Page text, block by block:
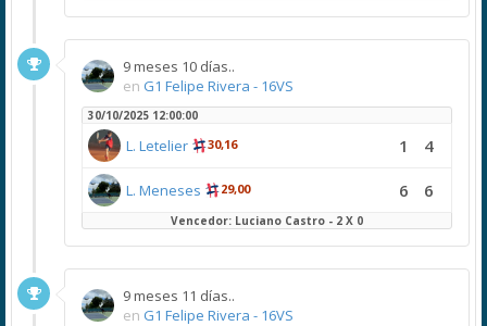
9 meses 10 días..
en G1 Felipe Rivera - 16VS
30/10/2025 12:00:00
L. Letelier 30,16 1 4
L. Meneses 29,00 6 6
Vencedor: Luciano Castro - 2 X 0
9 meses 11 días..
en G1 Felipe Rivera - 16VS